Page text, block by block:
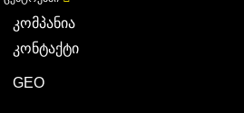
კომპანია
კონტაქტი
GEO